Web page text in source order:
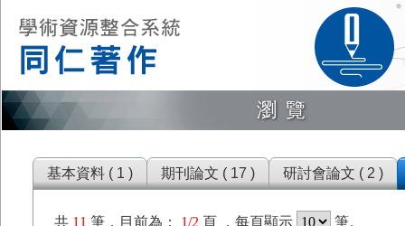
瀏覽
基本資料 ( 1 ) 期刊論文 ( 17 ) 研討會論文 ( 2 )
共 11 筆，目前為： 1/2 頁 ，每頁顯示
筆。